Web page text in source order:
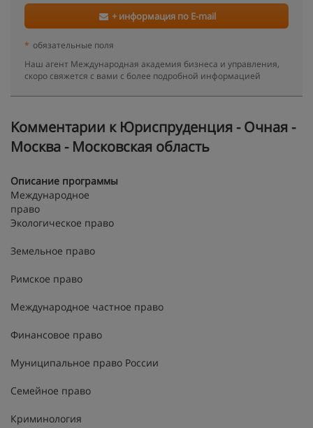
+ информация по E-mail
* обязательные поля
Наш агент Международная академия бизнеса и управления,
скоро свяжется с вами с более подробной информацией
Kомментарии к Юриспруденция - Очная -
Москва - Московская область
Описание программы
Международное
Экологическое право
Земельное право
Римское право
Международное частное право
Финансовое право
Муниципальное право России
Семейное право
Криминология